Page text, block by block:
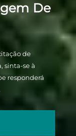
De
de
sinta-se à
responderá